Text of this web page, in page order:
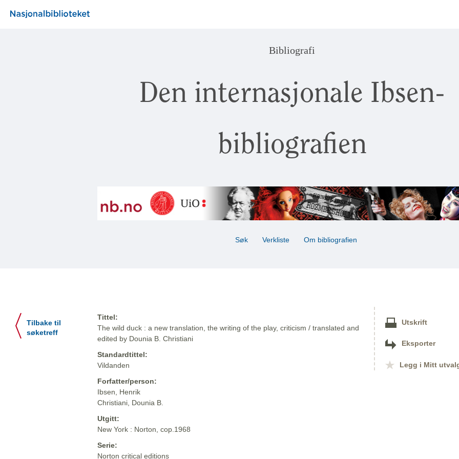
Bibliografi
Den internasjonale Ibsen-
bibliografien
Søk Verkliste Om bibliografien
Tilbake til
søketreff
Tittel:
The wild duck : a new translation, the writing of the play, criticism / translated and
edited by Dounia B. Christiani
Standardtittel:
Vildanden
Forfatter/person:
Ibsen, Henrik
Christiani, Dounia B.
Utgitt:
New York : Norton, cop.1968
Serie:
Norton critical editions
Utskrift
Eksporter
Legg i Mitt